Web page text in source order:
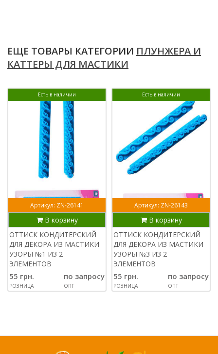
ЕЩЕ ТОВАРЫ КАТЕГОРИИ ПЛУНЖЕРА И
КАТТЕРЫ ДЛЯ МАСТИКИ
Есть в наличии
Артикул: ZN-26141
В корзину
ОТТИСК КОНДИТЕРСКИЙ
ДЛЯ ДЕКОРА ИЗ МАСТИКИ
УЗОРЫ №1 ИЗ 2
ЭЛЕМЕНТОВ
55 грн.
РОЗНИЦА
по запросу
ОПТ
Есть в наличии
Артикул: ZN-26143
В корзину
ОТТИСК КОНДИТЕРСКИЙ
ДЛЯ ДЕКОРА ИЗ МАСТИКИ
УЗОРЫ №3 ИЗ 2
ЭЛЕМЕНТОВ
55 грн.
РОЗНИЦА
по запросу
ОПТ